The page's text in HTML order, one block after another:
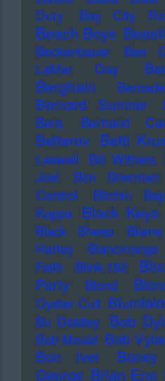
Dury
Bay City
Beach Boys
Beckenbauer Bee
LaMar Gay
Berghain
Bernard Sumner
Berq
Bertrand
Betterov Betti
Laswell
Bill Withers
Joel
Bim Sherman
Control
Bitchin
Kappa Black Keys
Black Sheep
Harley
Blancmange
Faith
Blink-182
Party
Blond
Oyster Cult Blumfeld
Bo Diddley Bob
Bob Mould Bob
Bon Iver
George Brian Eno